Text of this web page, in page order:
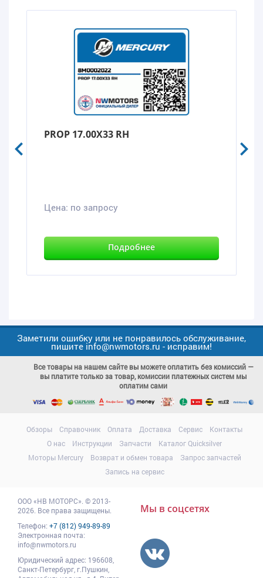
PROP 17.00X33 RH
Цена: по запросу
Подробнее
Заметили ошибку или не понравилось обслуживание,
пишите info@nwmotors.ru - исправим!
Все товары на нашем сайте вы можете оплатить без комиссий —
вы платите только за товар, комиссии платежных систем мы
оплатим сами
Обзоры Справочник Оплата Доставка Сервис
Контакты
О нас
Инструкции Запчасти
Каталог Quicksilver
Моторы Mercury
Возврат и обмен товара
Запрос запчастей
Запись на сервис
ООО«НВ МОТОРС» © 2013-
2026. Все права защищены.
Телефон: +7 (812) 949-89-89
Электронная почта:
info@nwmotors.ru
Юридический адрес: 196608
Санкт-Петербург, г.Пушкин
Мы в соцсетях